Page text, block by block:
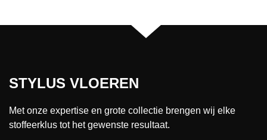
STYLUS VLOEREN
Met onze expertise en grote collectie brengen wij elke
stoffeerklus tot het gewenste resultaat.